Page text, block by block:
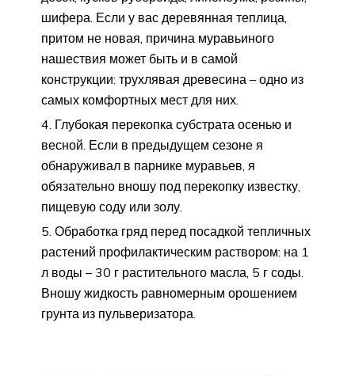
шифера. Если у вас деревянная теплица,
притом не новая, причина муравьиного
нашествия может быть и в самой
конструкции: трухлявая древесина – одно из
самых комфортных мест для них.
Глубокая перекопка субстрата осенью и
весной. Если в предыдущем сезоне я
обнаруживал в парнике муравьев, я
обязательно вношу под перекопку известку,
пищевую соду или золу.
Обработка гряд перед посадкой тепличных
растений профилактическим раствором: на 1
л воды – 30 г растительного масла, 5 г соды.
Вношу жидкость равномерным орошением
грунта из пульверизатора.